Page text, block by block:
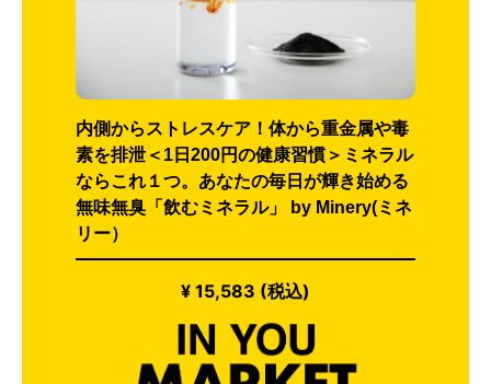
内側からストレスケア！体から重金属や毒
素を排泄＜1日200円の健康習慣＞ミネラル
ならこれ１つ。あなたの毎日が輝き始める
無味無臭「飲むミネラル」 by Minery(ミネ
リー）
¥ 15,583 (税込)